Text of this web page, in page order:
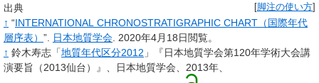
[脚注の使い方]
出典
↑ “INTERNATIONAL CHRONOSTRATIGRAPHIC CHART（国際年代
層序表） ”. 日本地質学会 2020年4月18日閲覧。
↑ 鈴木寿志「地質年代区分2012 」『日本地質学会第120年学術大会講
演要旨（2013仙台）』、日本地質学会、2013年、